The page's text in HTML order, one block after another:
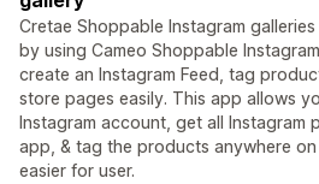
Cretae Shoppable Instagram
by using Cameo Shoppable
create an Instagram Feed, tag
store pages easily. This app allows
Instagram account, get all Instagram
app, & tag the products anywhere
easier for user.